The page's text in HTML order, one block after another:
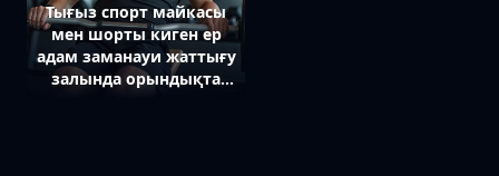
Тығыз спорт майкасы
мен шорты киген ер
адам заманауи жаттығу
залында орындықта